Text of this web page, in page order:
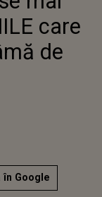
care
de
Google